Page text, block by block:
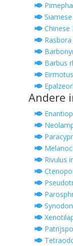
Chinese
Rasbora
Barbus
Andere
Rivulus